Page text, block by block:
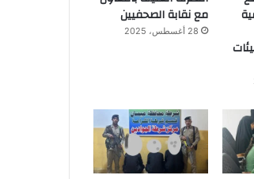
مع نقابة الصحفيين
28 أغسطس، 2025